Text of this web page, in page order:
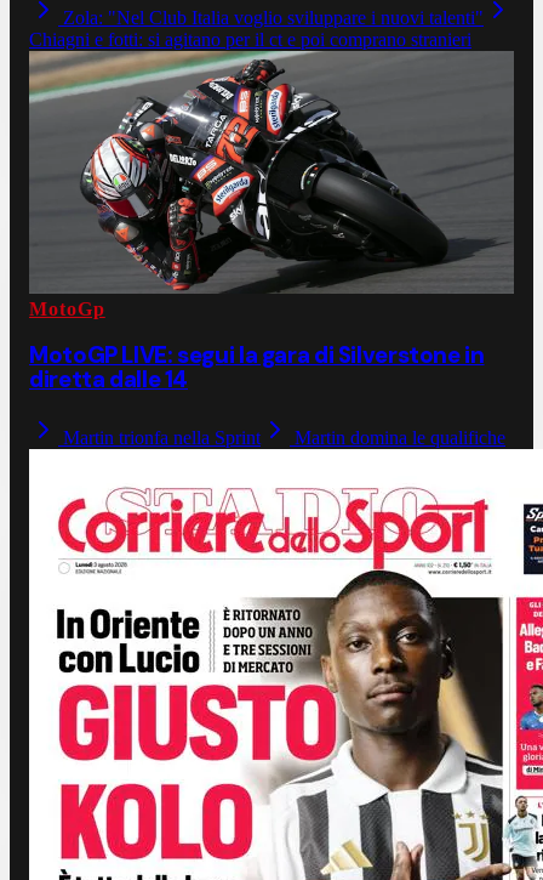
Zola: "Nel Club Italia voglio sviluppare i nuovi talenti"
Chiagni e fotti: si agitano per il ct e poi comprano stranieri
MotoGp
MotoGP LIVE: segui la gara di Silverstone in
diretta dalle 14
Martin trionfa nella Sprint Martin domina le qualifiche